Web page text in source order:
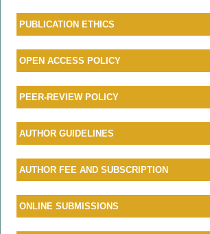
PUBLICATION ETHICS
OPEN ACCESS POLICY
PEER-REVIEW POLICY
AUTHOR GUIDELINES
AUTHOR FEE AND SUBSCRIPTION
ONLINE SUBMISSIONS